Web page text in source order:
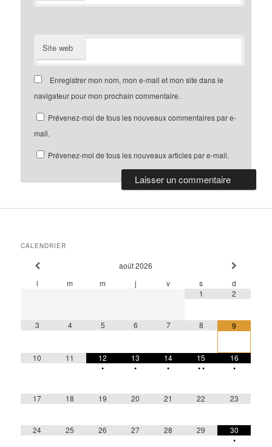
Site web
Enregistrer mon nom, mon e-mail et mon site dans le
navigateur pour mon prochain commentaire.
Prévenez-moi de tous les nouveaux commentaires par e-
mail.
Prévenez-moi de tous les nouveaux articles par e-mail.
CALENDRIER
août 2026
l
m m j v s
d
1
2
3 4 5 6 7 8 9
10 11 12
•
13
•
14
•
15
••
16
•
17 18 19 20 21 22 23
24 25 26 27 28 29 30
•